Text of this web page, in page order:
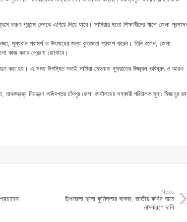
তরুণ প্রজন্ম দেশকে এগিয়ে নিয়ে যাবে। সামিরার মতো শিক্ষার্থীদের পাশে জেলা
মূল্যবান পরামর্শ ও উৎসাহের জন্য কৃতজ্ঞতা প্রকাশ করেন। তিনি বলেন, জেলা
কাজ করার প্রেরণা জোগাবে।
করা হয়। এ সময় উপস্থিত সবাই সামিরা মেহনাজ নুসরাতের উজ্জ্বল ভবিষ্যৎ ও আরও
নিয়ন্ত্রণ অধিদপ্তর চাঁদপুর জেলা কার্যালয়ের সহকারী পরিচালক মুহাঃ মিজানুর
Next:
উপজেলা হলো কুমিল্লার বাঙ্গরা, জাতীয় কবির নামে
নামকরণে দাবি